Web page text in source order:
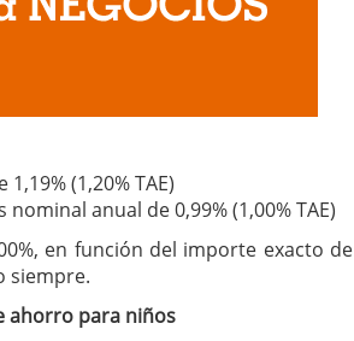
(1,20% TAE)
anual de 0,99% (1,00% TAE)
en función del importe exacto de
siempre.
ahorro para niños